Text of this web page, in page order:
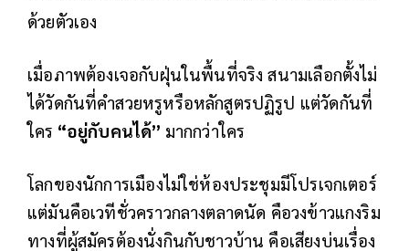
ด้วยตัวเอง
เมื่อภาพต้องเจอกับฝุ่นในพื้นที่จริง สนามเลือกตั้งไม่
ได้วัดกันที่คำสวยหรูหรือหลักสูตรปฏิรูป แต่วัดกันที่
ใคร “อยู่กับคนได้” มากกว่าใคร
โลกของนักการเมืองไม่ใช่ห้องประชุมมีโปรเจกเตอร์
แต่มันคือเวทีชั่วคราวกลางตลาดนัด คือวงข้าวแกงริม
ทางที่ผู้สมัครต้องนั่งกินกับชาวบ้าน คือเสียงบ่นเรื่อง